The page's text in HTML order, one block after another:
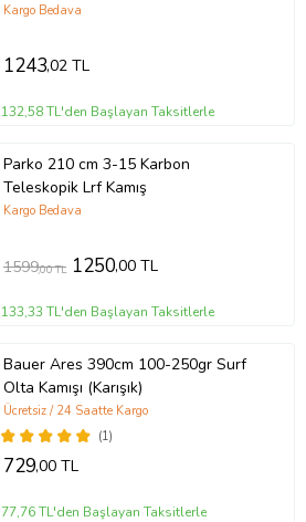
Kargo Bedava
1243,02 TL
132,58 TL'den Başlayan Taksitlerle
Parko 210 cm 3-15 Karbon
Teleskopik Lrf Kamış
Kargo Bedava
1599,00 TL 1250,00 TL
133,33 TL'den Başlayan Taksitlerle
Bauer Ares 390cm 100-250gr Surf
Olta Kamışı (Karışık)
(1)
Ücretsiz / 24 Saatte Kargo
729,00 TL
77,76 TL'den Başlayan Taksitlerle